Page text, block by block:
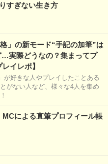
すぎない生き方
」の新モード“手記の加筆”は
…実際どうなの？集まってプ
イレポ】
が好きな人やプレイしたことある
がない人など、様々な4人を集め
MCによる直筆プロフィール帳